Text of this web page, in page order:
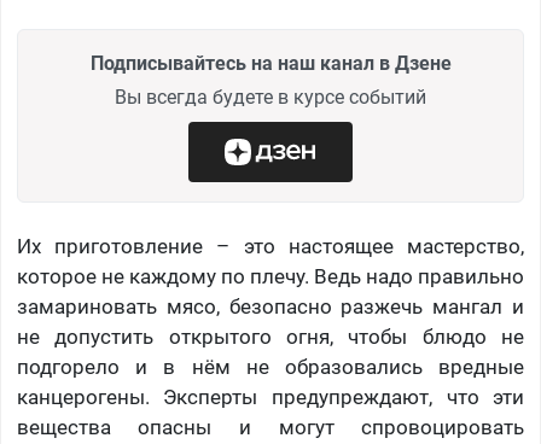
Подписывайтесь на наш канал в Дзене
Вы всегда будете в курсе событий
Их приготовление – это настоящее мастерство,
которое не каждому по плечу. Ведь надо правильно
замариновать мясо, безопасно разжечь мангал и
не допустить открытого огня, чтобы блюдо не
подгорело и в нём не образовались вредные
канцерогены. Эксперты предупреждают, что эти
вещества опасны и могут спровоцировать